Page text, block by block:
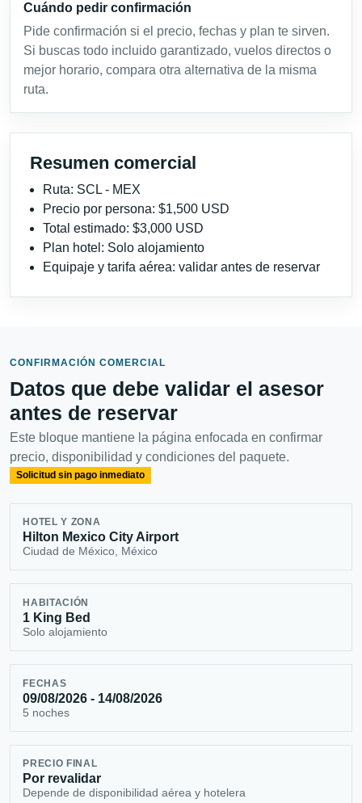
Cuándo pedir confirmación
Pide confirmación si el precio, fechas y plan te sirven.
Si buscas todo incluido garantizado, vuelos directos o
mejor horario, compara otra alternativa de la misma
ruta.
Resumen comercial
Ruta: SCL - MEX
Precio por persona: $1,500 USD
Total estimado: $3,000 USD
Plan hotel: Solo alojamiento
Equipaje y tarifa aérea: validar antes de reservar
CONFIRMACIÓN COMERCIAL
Datos que debe validar el asesor
antes de reservar
Este bloque mantiene la página enfocada en confirmar
precio, disponibilidad y condiciones del paquete.
Solicitud sin pago inmediato
HOTEL Y ZONA
Hilton Mexico City Airport
Ciudad de México, México
HABITACIÓN
1 King Bed
Solo alojamiento
FECHAS
09/08/2026 - 14/08/2026
5 noches
PRECIO FINAL
Por revalidar
Depende de disponibilidad aérea y hotelera